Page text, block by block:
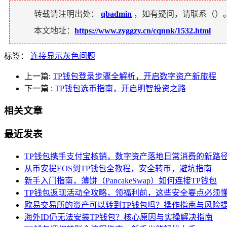
转载请注明出处： qbadmin ，如有疑问，请联系（）。
本文地址： https://www.zyggzy.cn/cqnnk/1532.html
标签： 连接显示灰色问题
上一篇: TP钱包登录步骤全解析，开启数字资产新旅程
下一篇 : TP钱包选币指南，开启明智投资之路
相关文章
最近发表
TP钱包携手支付宝核销，数字资产落地日常消费的新路
从币安提EOS到TP钱包全教程，安全转币，避坑指南
新手入门指南，薄饼（PancakeSwap）如何连接TP钱包
TP钱包返现活动全攻略，领福利前，这些安全要点必须懂
欧易交易所的资产可以转到TP钱包吗？操作指南与风险
海外ID仍无法安装TP钱包？核心原因与实操解决指南